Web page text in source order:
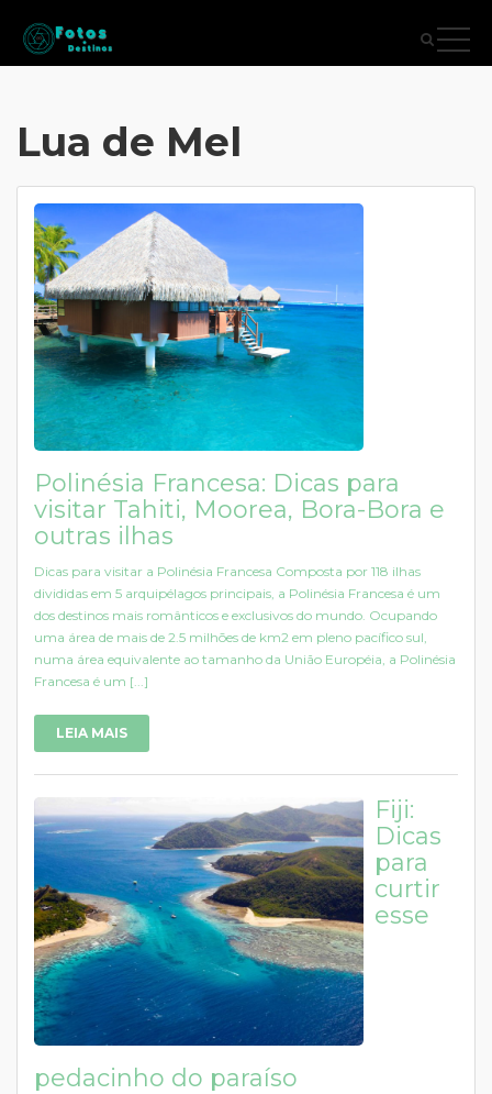
Lua de Mel
Polinésia Francesa: Dicas para
visitar Tahiti, Moorea, Bora-Bora e
outras ilhas
Dicas para visitar a Polinésia Francesa Composta por 118 ilhas
divididas em 5 arquipélagos principais, a Polinésia Francesa é um
dos destinos mais românticos e exclusivos do mundo. Ocupando
uma área de mais de 2.5 milhões de km2 em pleno pacífico sul,
numa área equivalente ao tamanho da União Européia, a Polinésia
Francesa é um [...]
LEIA MAIS
Fiji:
Dicas
para
curtir
esse
pedacinho do paraíso